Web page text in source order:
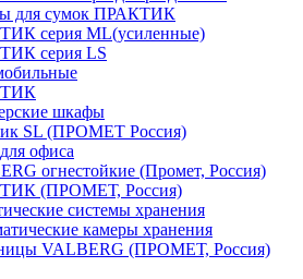
для сумок ПРАКТИК
серия ML(усиленные)
серия LS
шкафы
SL (ПРОМЕТ Россия)
офиса
огнестойкие (Промет, Россия)
(ПРОМЕТ, Россия)
системы хранения
камеры хранения
VALBERG (ПРОМЕТ, Россия)